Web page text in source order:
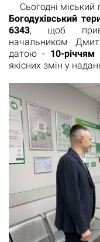
Сьогодні міський
Богодухівський
6343, щоб
начальником
датою - 10-річчям
якісних змін у